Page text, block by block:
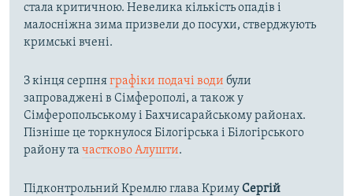
стала критичною. Невелика кількість опадів і
малосніжна зима призвели до посухи, стверджують
кримські вчені.
З кінця серпняграфіки подачі води були
запроваджені в Сімферополі, а також у
Сімферопольському і Бахчисарайському районах.
Пізніше це торкнулося Білогірська і Білогірського
району та частково Алушти.
Підконтрольний Кремлю глава КримуСергій